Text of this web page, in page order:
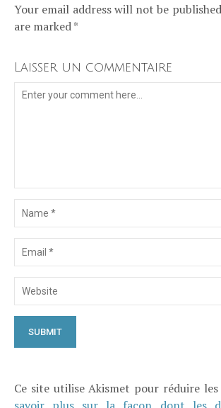
Your email address will not be
are marked *
Laisser un commentaire
Ce site utilise Akismet pour réduire les
savoir plus sur la façon dont les